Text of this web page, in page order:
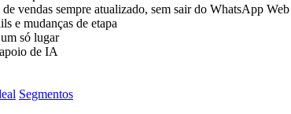
vendas sempre atualizado, sem sair do WhatsApp Web
e mudanças de etapa
só lugar
de IA
Segmentos